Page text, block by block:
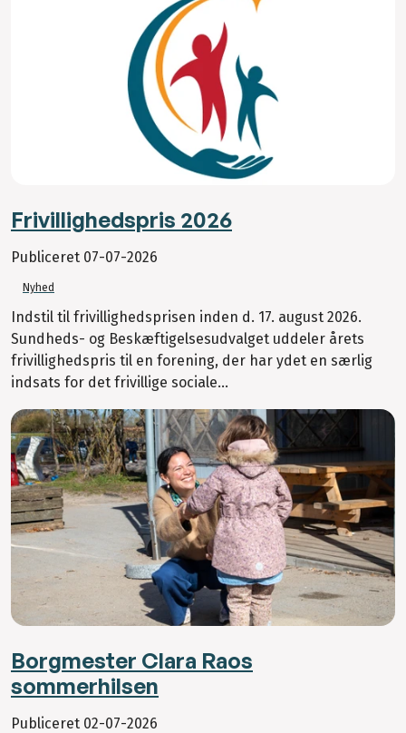
Frivillighedspris 2026
Publiceret 07-07-2026
Nyhed
Indstil til frivillighedsprisen inden d. 17. august 2026.
Sundheds- og Beskæftigelsesudvalget uddeler årets
frivillighedspris til en forening, der har ydet en særlig
indsats for det frivillige sociale...
Borgmester Clara Raos
sommerhilsen
Publiceret 02-07-2026